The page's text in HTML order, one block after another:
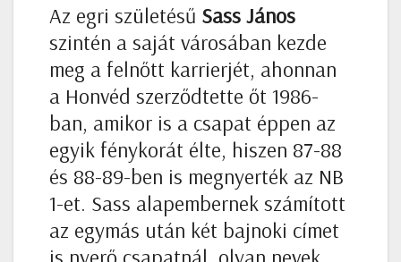
Az egri születésű Sass János
szintén a saját városában kezde
meg a felnőtt karrierjét, ahonnan
a Honvéd szerződtette őt 1986-
ban, amikor is a csapat éppen az
egyik fénykorát élte, hiszen 87-88
és 88-89-ben is megnyerték az NB
1-et. Sass alapembernek számított
az egymás után két bajnoki címet
is nyerő csapatnál, olyan nevek